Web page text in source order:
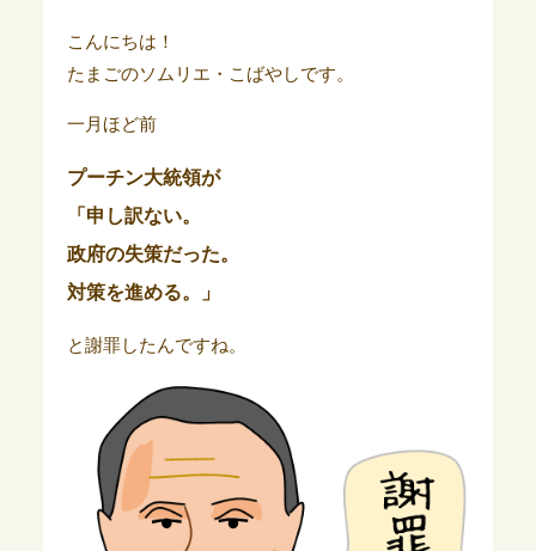
こんにちは！
たまごのソムリエ・こばやしです。
一月ほど前
プーチン大統領が
「申し訳ない。
政府の失策だった。
対策を進める。」
と謝罪したんですね。